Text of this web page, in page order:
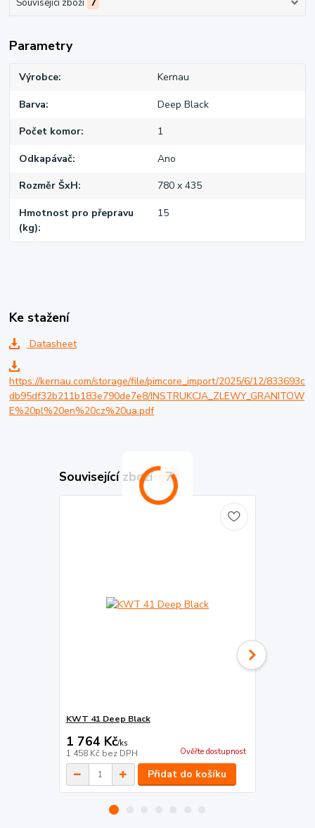
Související zboží 7
Parametry
Výrobce Kernau
Barva Deep Black
Počet komor 1
Odkapávač Ano
Rozměr ŠxH 780 x 435
Hmotnost pro přepravu
(kg)
15
Ke stažení
Datasheet
https://kernau.com/storage/file/pimcore_import/2025/6/12/833693c
db95df32b211b183e790de7e8/INSTRUKCJA_ZLEWY_GRANITOW
E%20pl%20en%20cz%20ua.pdf
Související zboží 7
KWT 41 Deep Black
1 764 Kč/ks
1 458 Kč bez DPH Ověřte dostupnost
Přidat do košíku